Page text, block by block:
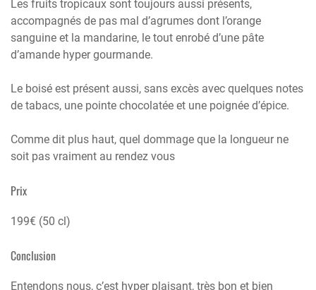
Les fruits tropicaux sont toujours aussi présents,
accompagnés de pas mal d’agrumes dont l’orange
sanguine et la mandarine, le tout enrobé d’une pâte
d’amande hyper gourmande.
Le boisé est présent aussi, sans excès avec quelques notes
de tabacs, une pointe chocolatée et une poignée d’épice.
Comme dit plus haut, quel dommage que la longueur ne
soit pas vraiment au rendez vous
Prix
199€ (50 cl)
Conclusion
Entendons nous, c’est hyper plaisant, très bon et bien